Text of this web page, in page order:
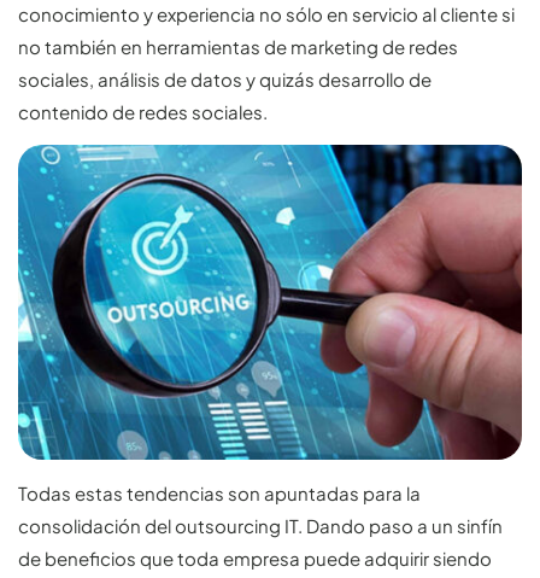
conocimiento y experiencia no sólo en servicio al cliente si
no también en herramientas de marketing de redes
sociales, análisis de datos y quizás desarrollo de
contenido de redes sociales.
Todas estas tendencias son apuntadas para la
consolidación del outsourcing IT. Dando paso a un sinfín
de beneficios que toda empresa puede adquirir siendo